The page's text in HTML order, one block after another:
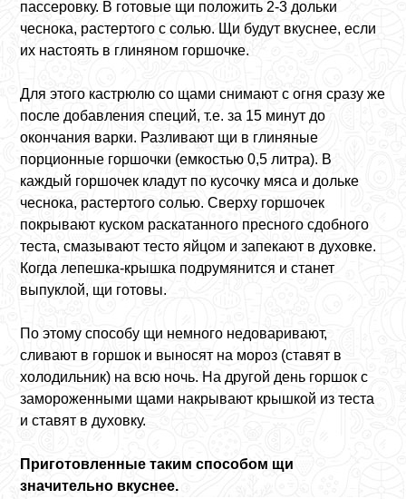
пассеровку. В готовые щи положить 2-3 дольки
чеснока, растертого с солью. Щи будут вкуснее, если
их настоять в глиняном горшочке.
Для этого кастрюлю со щами снимают с огня сразу же
после добавления специй, т.е. за 15 минут до
окончания варки. Разливают щи в глиняные
порционные горшочки (емкостью 0,5 литра). В
каждый горшочек кладут по кусочку мяса и дольке
чеснока, растертого солью. Сверху горшочек
покрывают куском раскатанного пресного сдобного
теста, смазывают тесто яйцом и запекают в духовке.
Когда лепешка-крышка подрумянится и станет
выпуклой, щи готовы.
По этому способу щи немного недоваривают,
сливают в горшок и выносят на мороз (ставят в
холодильник) на всю ночь. На другой день горшок с
замороженными щами накрывают крышкой из теста
и ставят в духовку.
Приготовленные таким способом щи
значительно вкуснее.